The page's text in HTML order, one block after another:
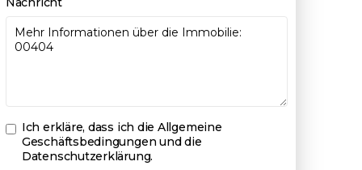
Ich erkläre, dass ich die Allgemeine
Geschäftsbedingungen und die
Datenschutzerklärung.